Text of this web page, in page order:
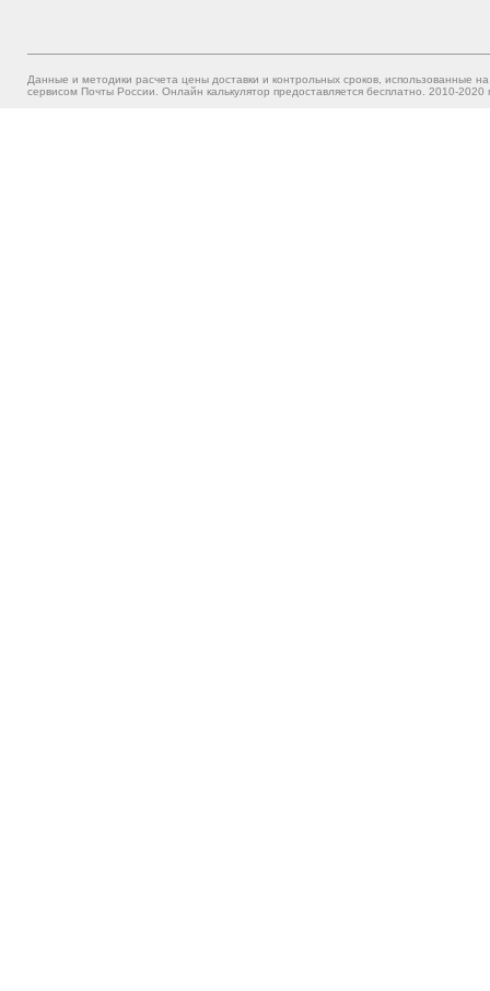
Данные и методики расчета цены доставки и контрольных сроков, использованные
сервисом Почты России. Онлайн калькулятор предоставляется бесплатно. 2010-2020